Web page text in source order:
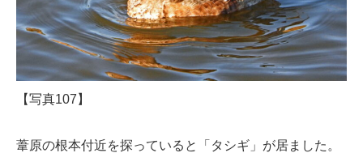
【写真107】
葦原の根本付近を探っていると「タシギ」が居ました。